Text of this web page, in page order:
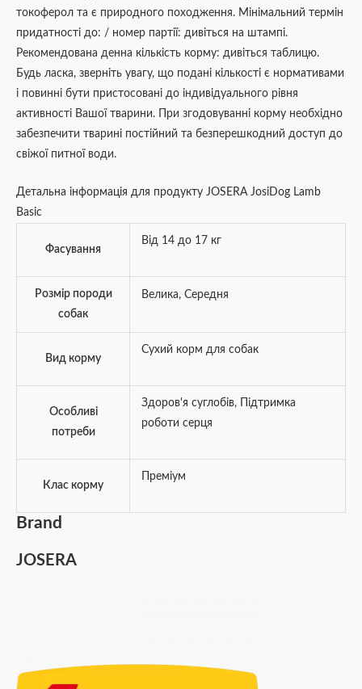
токоферол та є природного походження. Мінімальний термін
придатності до: / номер партії: дивіться на штампі.
Рекомендована денна кількість корму: дивіться таблицю.
Будь ласка, зверніть увагу, що подані кількості є нормативами
і повинні бути пристосовані до індивідуального рівня
активності Вашої тварини. При згодовуванні корму необхідно
забезпечити тварині постійний та безперешкодний доступ до
свіжої питної води.
Детальна інформація для продукту JOSERA JosiDog Lamb
Basic
Фасування
Від 14 до 17 кг
Розмір породи
собак
Велика, Середня
Вид корму
Сухий корм для собак
Особливі
потреби
Здоров'я суглобів,
Підтримка
роботи серця
Клас корму
Преміум
Brand
JOSERA